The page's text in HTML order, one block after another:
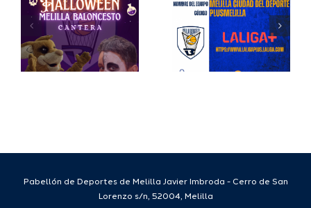
en la
del Club
Pabellón de Deportes de Melilla Javier Imbroda - Cerro de San
Lorenzo s/n, 52004, Melilla